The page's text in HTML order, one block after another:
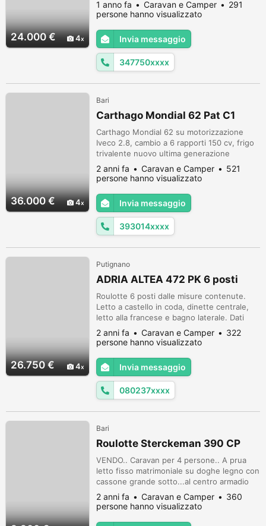
24.000 € 4
gommato e tanto altro. Tenuto in maniera
maniacale, qualsiasi prova.anno 2002 km
130.000
1 anno fa Caravan e Camper
291
persone hanno visualizzato
Invia messaggio
347750xxxx
36.000 € 4
Bari
Carthago Mondial 62 Pat C1
Carthago Mondial 62 su motorizzazione
Iveco 2.8, cambio a 6 rapporti 150 cv, frigo
trivalente nuovo ultima generazione
Dometic 150 lt, climatizzatore Telair, scarichi
elettrici, 400 litri di acque potabili, impianto
litio di qualità realizzato da pochi mesi e in
garanzia con fatture alla mano 5700€,
impianto luci a led, prese usb ovunque,
parabola satellitar...
2 anni fa Caravan e Camper
521
persone hanno visualizzato
Invia messaggio
393014xxxx
26.750 € 4
Putignano
ADRIA ALTEA 472 PK 6 posti
Roulotte 6 posti dalle misure contenute.
Letto a castello in coda, dinette centrale,
letto alla francese e bagno laterale. Dati
tecnici: POSTI LETTO 6 LUNGHEZZA (MT)
6.74 INCL. TIMONE LARGHEZZA (MT) 2.29
ALTEZZA (MT) 2.58 IVA DETRAIBILE SI
MASSA COMPLESSIVA 1200/1300
GARANZIA CELLULA 7 ACCESSORI Gancio
antisbandamento AKS Piedini di
stazionamento Telaio AlKo...
2 anni fa Caravan e Camper
322
persone hanno visualizzato
Invia messaggio
080237xxxx
Bari
Roulotte Sterckeman 390 CP
VENDO.. Caravan per 4 persone.. A prua
letto fisso matrimoniale su doghe legno con
cassone grande sotto...al centro armadio
con stufa annessa.. fronte gruppo cucina
come nuovi .. e a poppa dinette grande che
si trasforma in letto matrimoniale.. e nell
2 anni fa Caravan e Camper
360
persone hanno visualizzato